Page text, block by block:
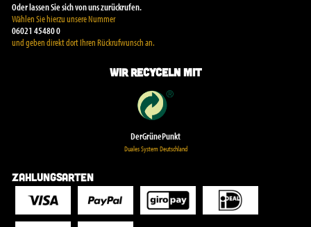
Oder lassen Sie sich von uns zurückrufen.
Wählen Sie hierzu unsere Nummer
06021 45480 0
und geben direkt dort Ihren Rückrufwunsch an.
Wir recyceln mit
DerGrünePunkt
Duales System Deutschland
Zahlungsarten